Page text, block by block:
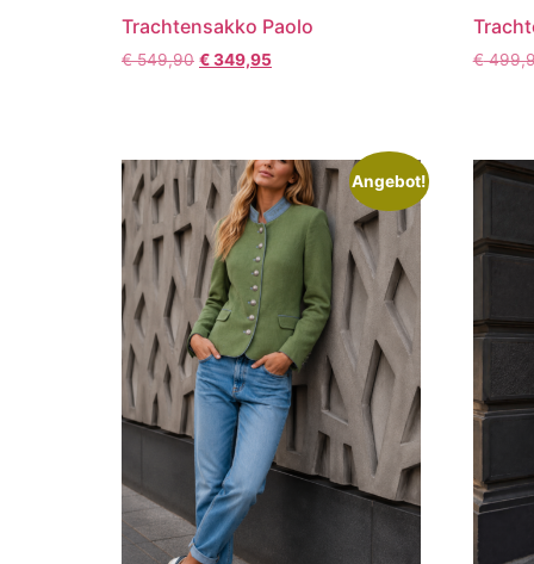
Trachtensakko Paolo
€549,90 €349,95 €
Angebot!